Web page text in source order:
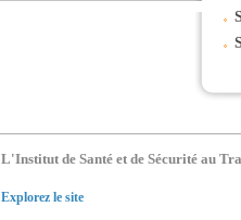
L'Institut de Santé et de Sécurité au
Explorez le site